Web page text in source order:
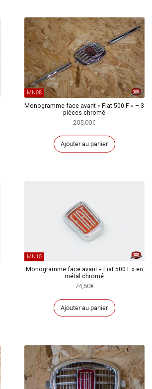
MN08
Monogramme face avant « Fiat 500 F » – 3
pièces chromé
205,00€
Ajouter au panier
MN10
Monogramme face avant « Fiat 500 L » en
métal chromé
74,50€
Ajouter au panier